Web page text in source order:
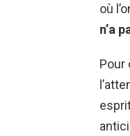
où
n’a
Pour